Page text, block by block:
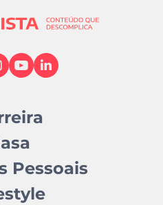
Pessoais